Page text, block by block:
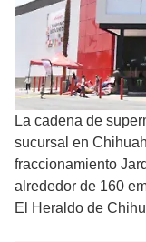
La cadena de
sucursal en
fraccionamiento
alrededor de 160
El Heraldo de